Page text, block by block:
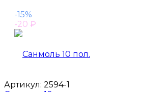
-15%
-20 ₽
Артикул: 2594-1